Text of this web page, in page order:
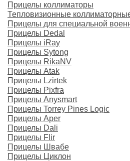
Прицелы коллиматоры
Тепловизионные
Прицелы для специальной
Прицелы Dedal
Прицелы iRay
Прицелы Sytong
Прицелы RikaNV
Прицелы Atak
Прицелы Lzirtek
Прицелы Pixfra
Прицелы Anysmart
Прицелы Torrey Pines Logic
Прицелы Aper
Прицелы Dali
Прицелы Flir
Прицелы Швабе
Прицелы Циклон